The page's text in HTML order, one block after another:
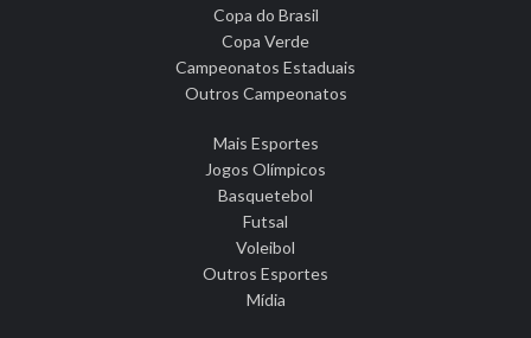
Copa do Brasil
Copa Verde
Campeonatos Estaduais
Outros Campeonatos
Mais Esportes
Jogos Olímpicos
Basquetebol
Futsal
Voleibol
Outros Esportes
Mídia